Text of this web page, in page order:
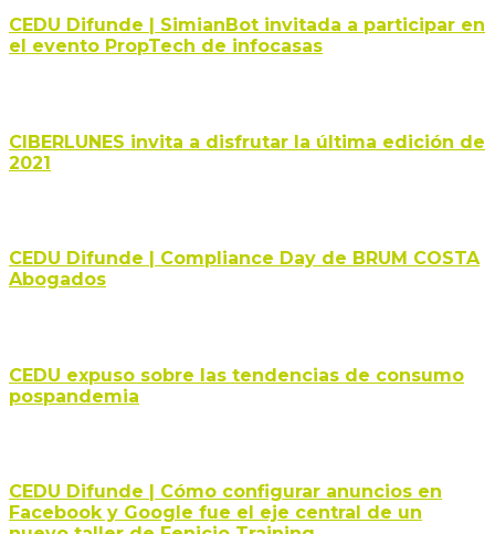
CEDU Difunde | SimianBot invitada a participar en
el evento PropTech de infocasas
CIBERLUNES invita a disfrutar la última edición de
2021
CEDU Difunde | Compliance Day de BRUM COSTA
Abogados
CEDU expuso sobre las tendencias de consumo
pospandemia
CEDU Difunde | Cómo configurar anuncios en
Facebook y Google fue el eje central de un